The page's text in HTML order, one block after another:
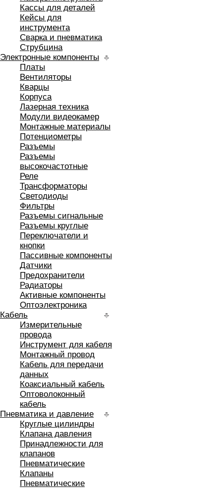
Кассы для деталей
Кейсы для
инструмента
Сварка и пневматика
Струбцина
Электронные компоненты
Платы
Вентиляторы
Кварцы
Корпуса
Лазерная техника
Модули видеокамер
Монтажные материалы
Потенциометры
Разъемы
Разъемы
высокочастотные
Реле
Трансформаторы
Светодиоды
Фильтры
Разъемы сигнальные
Разъемы круглые
Переключатели и
кнопки
Пассивные компоненты
Датчики
Предохранители
Радиаторы
Активные компоненты
Оптоэлектроника
Кабель
Измерительные
провода
Инструмент для кабеля
Монтажный провод
Кабель для передачи
данных
Коаксиальный кабель
Оптоволоконный
кабель
Пневматика и давление
Круглые цилиндры
Клапана давления
Принадлежности для
клапанов
Пневматические
Клапаны
Пневматические